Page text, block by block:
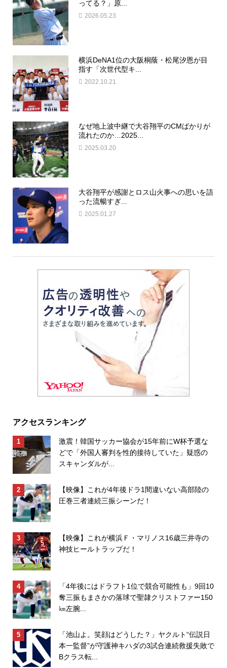
ってる？」原...
2026.05.23
横浜DeNA1位の大阪桐蔭・松尾汐恩が目
指す「次世代型キ...
2022.10.21
なぜ地上波中継で大谷翔平のCMばかりが
流れたのか…2025...
2025.03.20
大谷翔平が感謝とロス山火事への思いを語
った流暢すぎ...
2025.01.27
アクセスランキング
激震！韓国サッカー協会が15年前にW杯予選な
どで「外国人審判を性的接待していた」疑惑の
スキャンダルが...
【映像】これが4年後ドラ1間違いない高部陸の
圧巻三者連続三振シーンだ！
【映像】これが横浜Ｆ・マリノス16歳三井寺の
神技ヒールトラップだ！
「4年後にはドラフト1位で競合可能性も」9回10
奪三振もまさかの落球で聖隷クリストファー150
㎞左腕...
「池山よ。笑顔はどうした？」ヤクルト“伝説日
本一監督”が守護神キハダの3試合連続救援失敗で
Bクラス転...